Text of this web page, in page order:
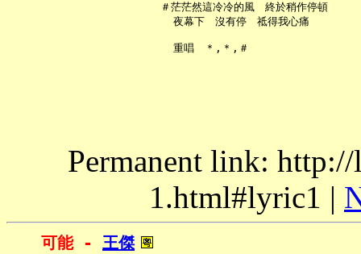
   ＃茫茫然這冷冷的風　終於稍作停頓
     夜幕下　沒有停　祗得我心痛
Permanent link:
1.html#lyric1 |
可能 - 王傑